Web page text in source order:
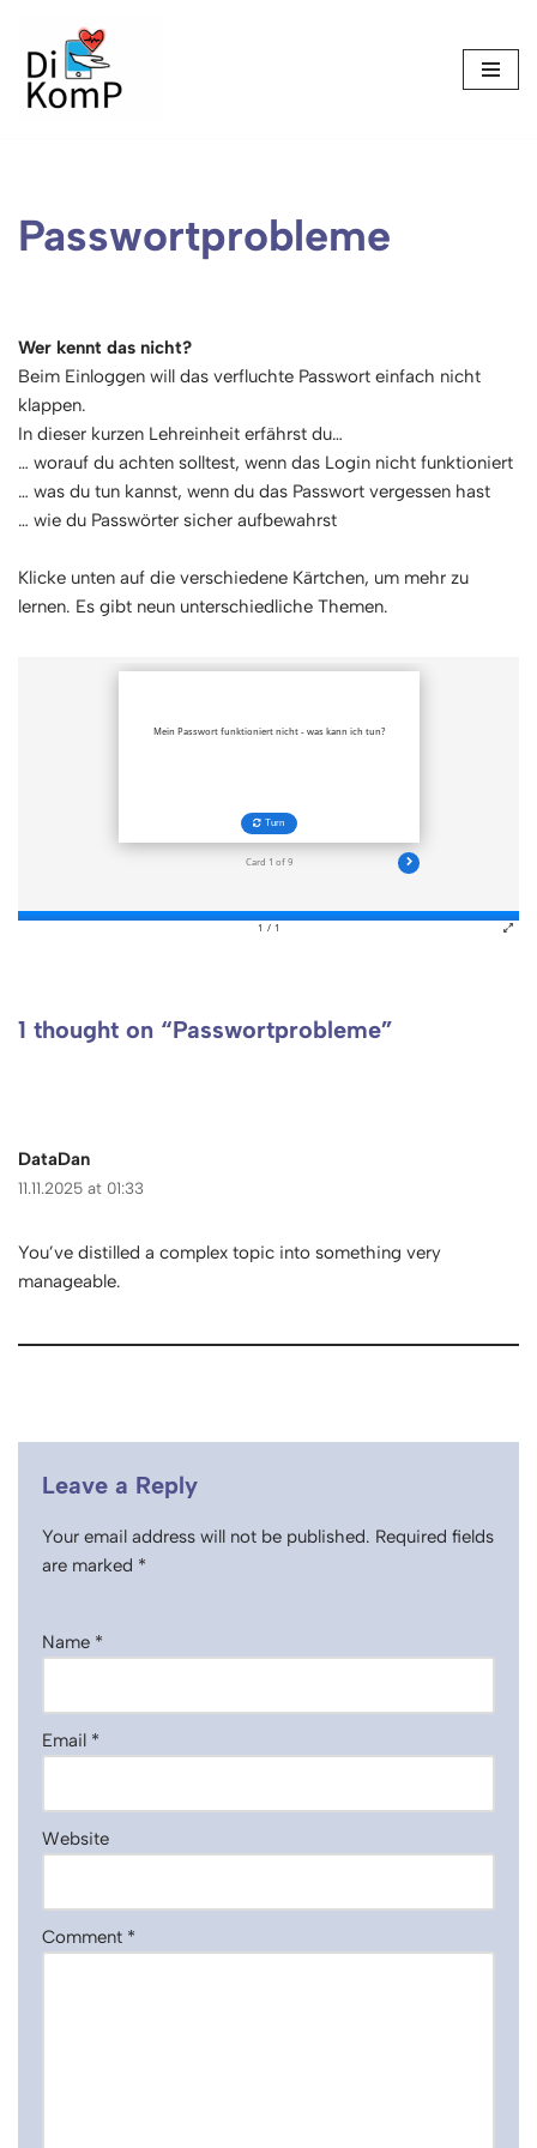
Skip
to
Passwortprobleme
Wer kennt das nicht?
Beim Einloggen will das verfluchte Passwort einfach nicht
klappen.
In dieser kurzen Lehreinheit erfährst du…
… worauf du achten solltest, wenn das Login nicht funktioniert
… was du tun kannst, wenn du das Passwort vergessen hast
… wie du Passwörter sicher aufbewahrst
Klicke unten auf die verschiedene Kärtchen, um mehr zu
lernen. Es gibt neun unterschiedliche Themen.
1 thought on “Passwortprobleme”
DataDan
11.11.2025 at 01:33
You’ve distilled a complex topic into something very
manageable.
Leave a Reply
Your email address will not be published. Required fields
are marked *
Name *
Email *
Website
Comment *